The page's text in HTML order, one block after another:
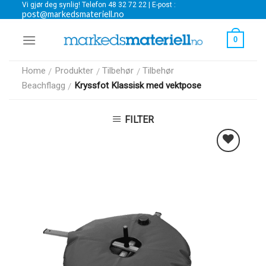
to
content
Vi gjør deg synlig! Telefon 48 32 72 22 | E-post :
post@markedsmateriell.no
0
Home / Produkter / Tilbehør / Tilbehør
Beachflagg / Kryssfot Klassisk med vektpose
FILTER
Legg i